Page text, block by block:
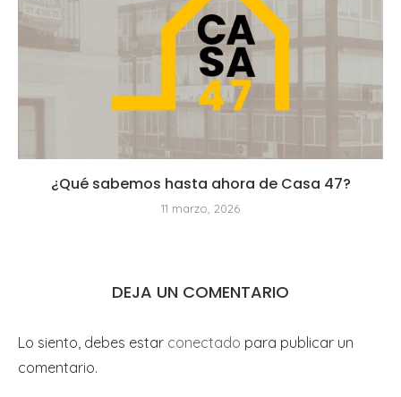
¿Qué sabemos hasta ahora de Casa 47?
11 marzo, 2026
DEJA UN COMENTARIO
Lo siento, debes estar conectado para publicar un
comentario.